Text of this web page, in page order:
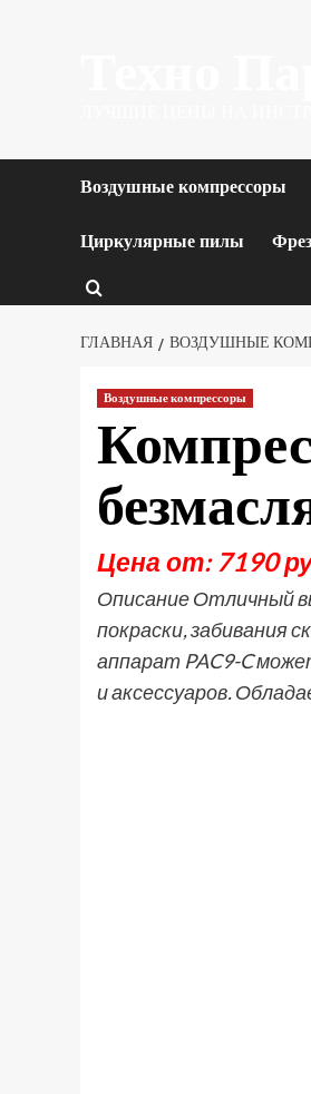
Воздушные компрессоры
Циркулярные пилы
ГЛАВНАЯ ВОЗДУШНЫЕ
Воздушные компрессоры
Цена от: 7190
Описание Отличный
покраски, забивания
аппарат PAC9-C
и аксессуаров.